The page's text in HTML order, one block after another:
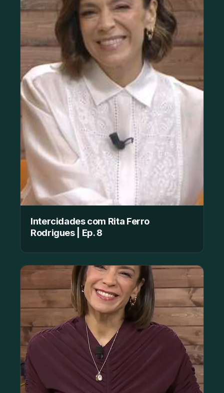
Intercidades com Rita Ferro
Rodrigues | Ep. 8